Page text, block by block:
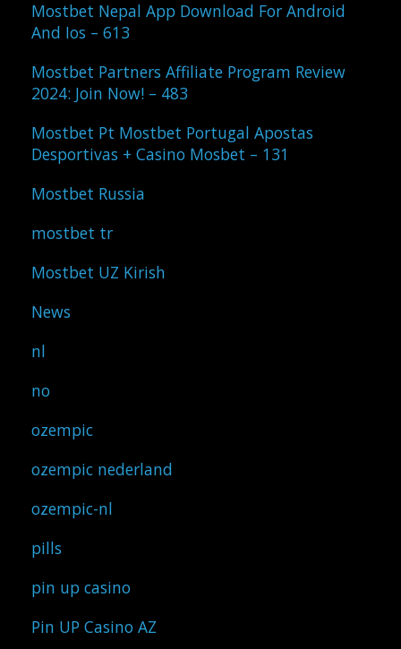
Mostbet Nepal App Download For Android
And Ios – 613
Mostbet Partners Affiliate Program Review
2024: Join Now! – 483
Mostbet Pt Mostbet Portugal Apostas
Desportivas + Casino Mosbet – 131
Mostbet Russia
mostbet tr
Mostbet UZ Kirish
News
nl
no
ozempic
ozempic nederland
ozempic-nl
pills
pin up casino
Pin UP Casino AZ